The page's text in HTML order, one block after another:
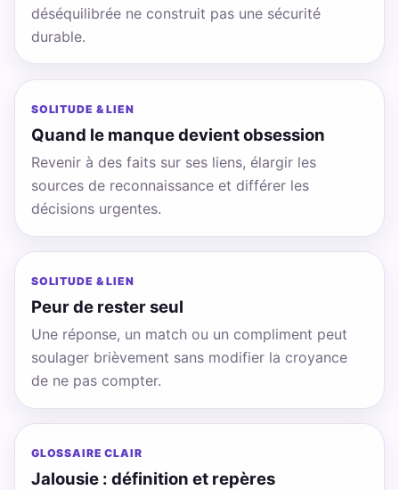
déséquilibrée ne construit pas une sécurité
durable.
SOLITUDE & LIEN
Quand le manque devient obsession
Revenir à des faits sur ses liens, élargir les
sources de reconnaissance et différer les
décisions urgentes.
SOLITUDE & LIEN
Peur de rester seul
Une réponse, un match ou un compliment peut
soulager brièvement sans modifier la croyance
de ne pas compter.
GLOSSAIRE CLAIR
Jalousie : définition et repères